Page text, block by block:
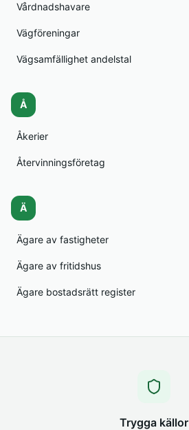
Vårdnadshavare
Vägföreningar
Vägsamfällighet andelstal
Å
Åkerier
Återvinningsföretag
Ä
Ägare av fastigheter
Ägare av fritidshus
Ägare bostadsrätt register
Trygga källor